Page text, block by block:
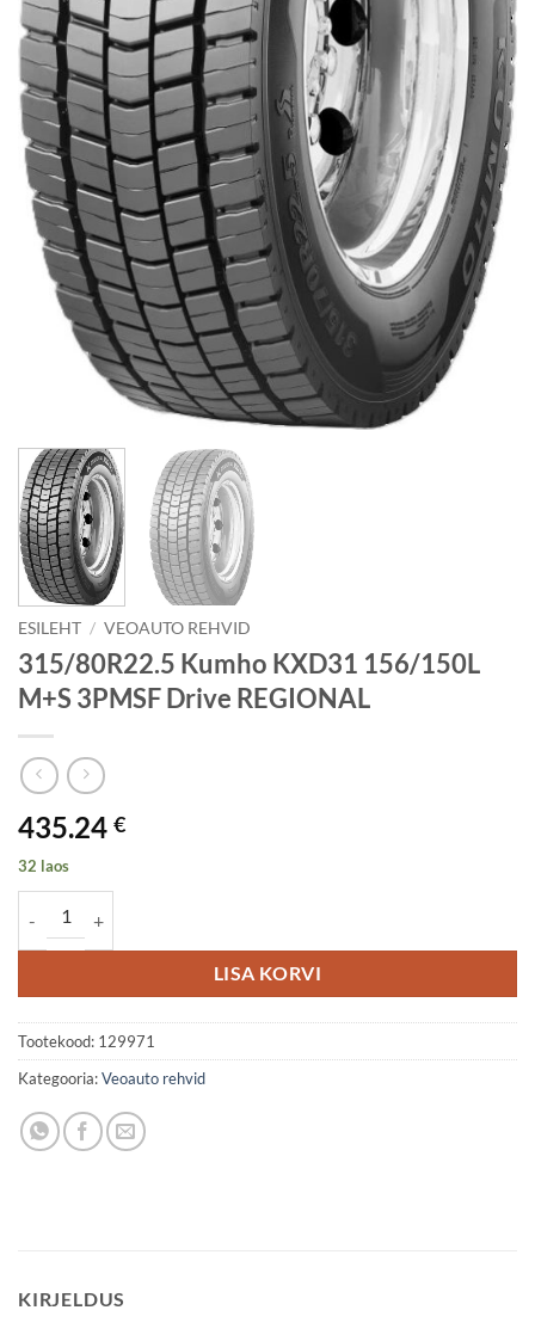
ESILEHT / VEOAUTO REHVID
315/80R22.5 Kumho KXD31 156/150L
M+S 3PMSF Drive REGIONAL
435.24 €
32 laos
LISA KORVI
Tootekood: 129971
Kategooria:Veoauto rehvid
KIRJELDUS